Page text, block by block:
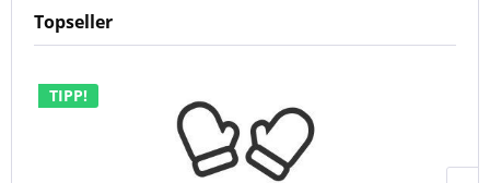
Topseller
TIPP!